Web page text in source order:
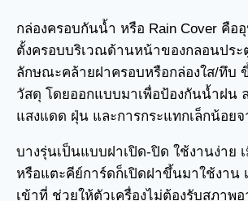
กล่องครอบกันน้ำ หรือ Rain Cover คือ
ตั้งครอบบริเวณด้านหน้าของกลอนประ
ลักษณะคล้ายฝาครอบหรือกล่องใส/ทึบ
วัสดุ โดยออกแบบมาเพื่อป้องกันน้ำฝน
แสงแดด ฝุ่น และการกระแทกเล็กน้อย
บางรุ่นเป็นแบบฝาเปิด-ปิด ใช้งานง่าย
หรือแตะคีย์การ์ดก็เปิดฝาขึ้นมาใช้งาน
เข้าที่ ช่วยให้ตัวเครื่องไม่ต้องรับสภาพ